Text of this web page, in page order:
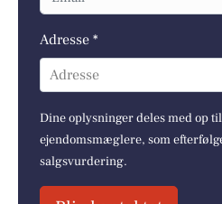
Adresse *
Adresse
Dine oplysninger deles med op
ejendomsmæglere, som
salgsvurdering.